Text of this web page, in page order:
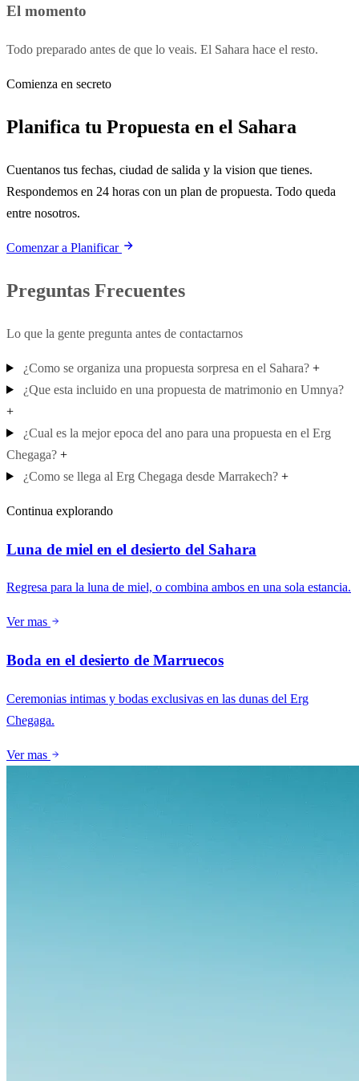
El momento
Todo preparado antes de que lo veais. El Sahara hace el resto.
Comienza en secreto
Planifica tu Propuesta en el Sahara
Cuentanos tus fechas, ciudad de salida y la vision que tienes.
Respondemos en 24 horas con un plan de propuesta. Todo queda
entre nosotros.
Comenzar a Planificar
Preguntas Frecuentes
Lo que la gente pregunta antes de contactarnos
¿Como se organiza una propuesta sorpresa en el Sahara? +
¿Que esta incluido en una propuesta de matrimonio en Umnya?
+
¿Cual es la mejor epoca del ano para una propuesta en el Erg
Chegaga? +
¿Como se llega al Erg Chegaga desde Marrakech? +
Continua explorando
Luna de miel en el desierto del Sahara
Regresa para la luna de miel, o combina ambos en una sola estancia.
Ver mas
Boda en el desierto de Marruecos
Ceremonias intimas y bodas exclusivas en las dunas del Erg
Chegaga.
Ver mas